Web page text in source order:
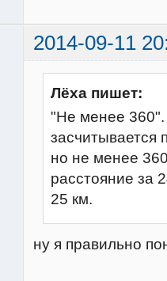
2014-09-11
Лёха пишет:
"Не менее 360".
засчитывается
но не менее
расстояние за
25 км.
ну я правильно